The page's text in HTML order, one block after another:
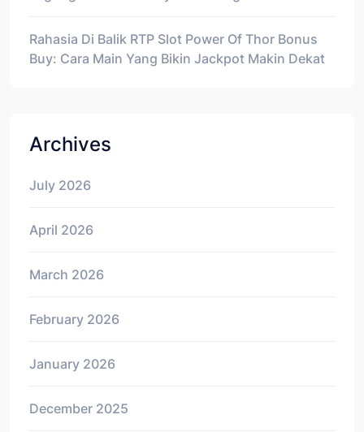
Rahasia Di Balik RTP Slot Power Of Thor Bonus
Buy: Cara Main Yang Bikin Jackpot Makin Dekat
Archives
July 2026
April 2026
March 2026
February 2026
January 2026
December 2025